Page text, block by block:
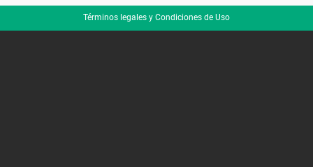
Términos legales y Condiciones de Uso